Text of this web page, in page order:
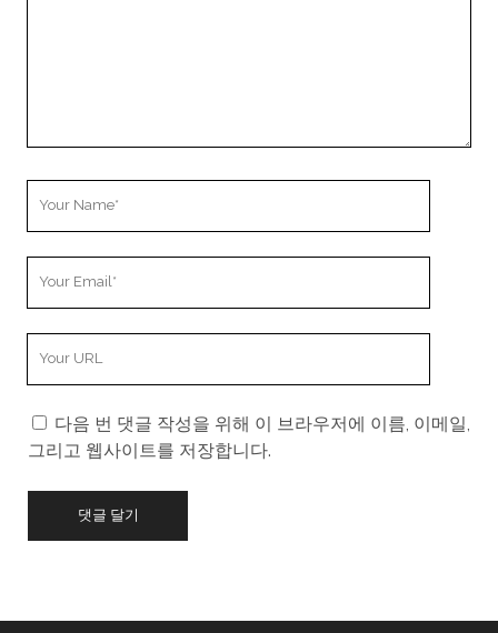
다음 번 댓글 작성을 위해 이 브라우저에 이름, 이메일,
그리고 웹사이트를 저장합니다.